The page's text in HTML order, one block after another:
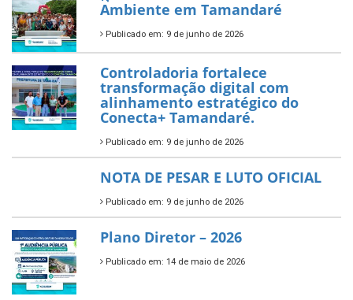
Ambiente em Tamandaré
Publicado em: 9 de junho de 2026
Controladoria fortalece
transformação digital com
alinhamento estratégico do
Conecta+ Tamandaré.
Publicado em: 9 de junho de 2026
NOTA DE PESAR E LUTO OFICIAL
Publicado em: 9 de junho de 2026
Plano Diretor – 2026
Publicado em: 14 de maio de 2026